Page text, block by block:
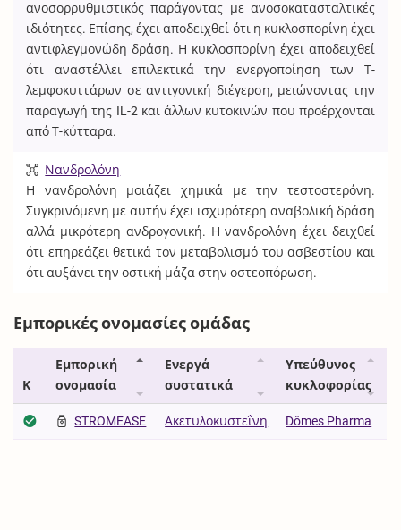
ανοσορρυθμιστικός παράγοντας με ανοσοκατασταλτικές
ιδιότητες. Επίσης, έχει αποδειχθεί ότι η κυκλοσπορίνη έχει
αντιφλεγμονώδη δράση. Η κυκλοσπορίνη έχει αποδειχθεί
ότι αναστέλλει επιλεκτικά την ενεργοποίηση των Τ-
λεμφοκυττάρων σε αντιγονική διέγερση, μειώνοντας την
παραγωγή της IL-2 και άλλων κυτοκινών που προέρχονται
από Τ-κύτταρα.
Νανδρολόνη
Η νανδρολόνη μοιάζει χημικά με την τεστοστερόνη.
Συγκρινόμενη με αυτήν έχει ισχυρότερη αναβολική δράση
αλλά μικρότερη ανδρογονική. Η νανδρολόνη έχει δειχθεί
ότι επηρεάζει θετικά τον μεταβολισμό του ασβεστίου και
ότι αυξάνει την οστική μάζα στην οστεοπόρωση.
Εμπορικές ονομασίες ομάδας
Κ
Εμπορική
ονομασία
Ενεργά
συστατικά
Υπεύθυνος
κυκλοφορίας
STROMEASE Ακετυλοκυστεΐνη Dômes Pharma